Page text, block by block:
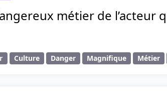
métier de l’acteur
Culture Danger Magnifique Métier